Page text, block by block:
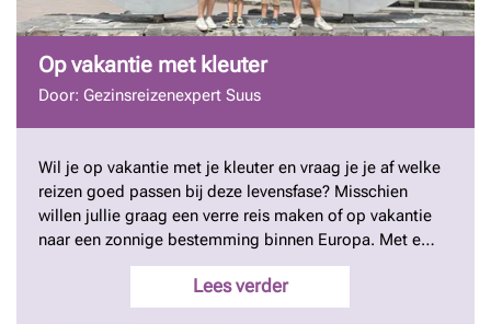
Op vakantie met kleuter
Door: Gezinsreizenexpert Suus
Wil je op vakantie met je kleuter en vraag je je af welke
reizen goed passen bij deze levensfase? Misschien
willen jullie graag een verre reis maken of op vakantie
naar een zonnige bestemming binnen Europa. Met een
kleuter wordt reizen vaak weer een stuk makkelijker. Je
kind is zelfstandiger, beleeft nieuwe indrukken
bewuster en kan ook meehelpen bij het kiezen van
Lees verder